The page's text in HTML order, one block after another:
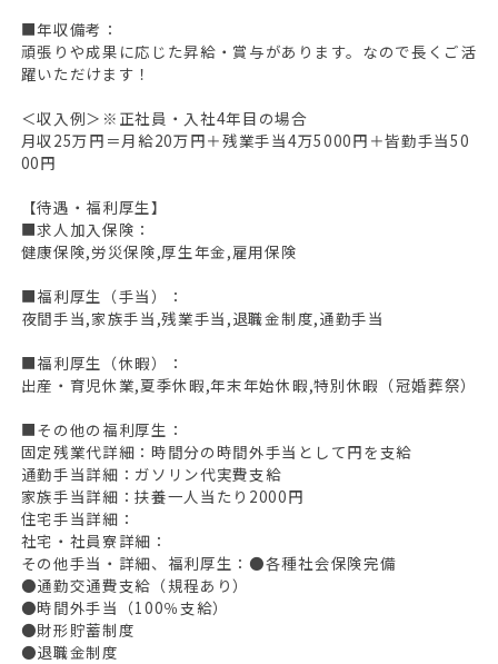
■年収備考：
頑張りや成果に応じた昇給・賞与があります。なので長くご活
躍いただけます！
＜収入例＞※正社員・入社4年目の場合
月収25万円＝月給20万円＋残業手当4万5000円＋皆勤手当50
00円
【待遇・福利厚生】
■求人加入保険：
健康保険,労災保険,厚生年金,雇用保険
■福利厚生（手当）：
夜間手当,家族手当,残業手当,退職金制度,通勤手当
■福利厚生（休暇）：
出産・育児休業,夏季休暇,年末年始休暇,特別休暇（冠婚葬祭）
■その他の福利厚生：
固定残業代詳細：時間分の時間外手当として円を支給
通勤手当詳細：ガソリン代実費支給
家族手当詳細：扶養一人当たり2000円
住宅手当詳細：
社宅・社員寮詳細：
その他手当・詳細、福利厚生：●各種社会保険完備
●通勤交通費支給（規程あり）
●時間外手当（100％支給）
●財形貯蓄制度
●退職金制度